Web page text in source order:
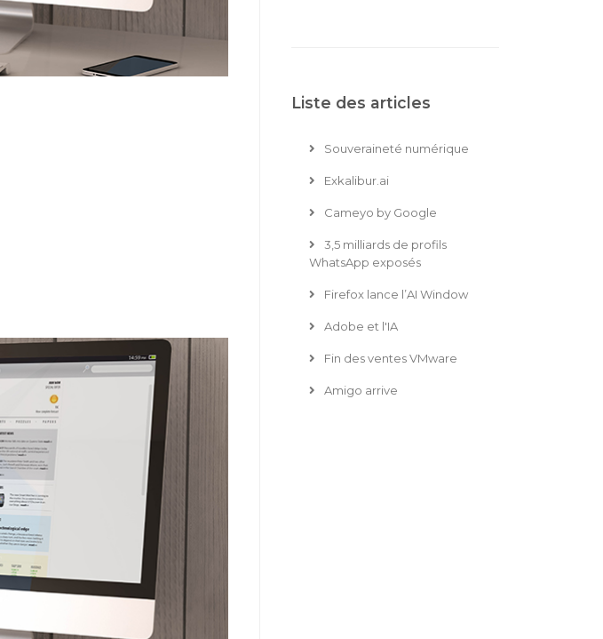
Liste des articles
Souveraineté numérique
Exkalibur.ai
Cameyo by Google
3,5 milliards de profils
WhatsApp exposés
Firefox lance l’AI Window
Adobe et l'IA
Fin des ventes VMware
Amigo arrive